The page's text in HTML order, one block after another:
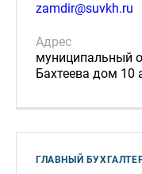
zamdir@suvkh.ru
Адрес
муниципальный
Бахтеева дом 10
ГЛАВНЫЙ